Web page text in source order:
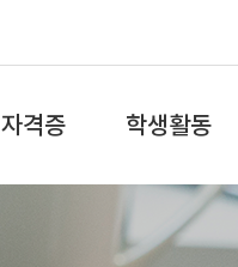
자격증 학생활동
학과활동